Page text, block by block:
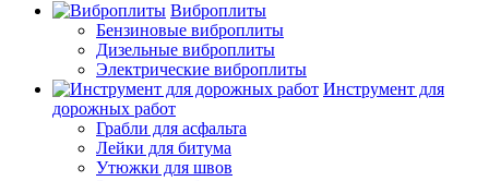
Виброплиты
Бензиновые виброплиты
Дизельные виброплиты
Электрические виброплиты
Инструмент для
дорожных работ
Грабли для асфальта
Лейки для битума
Утюжки для швов